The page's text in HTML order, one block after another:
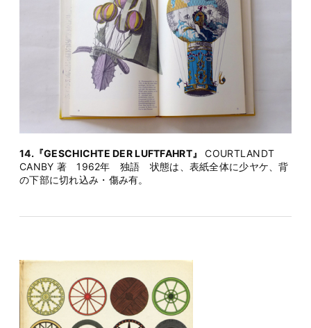
14.『GESCHICHTE DER LUFTFAHRT』
COURTLANDT
CANBY 著 1962年 独語 状態は、表紙全体に少ヤケ、背
の下部に切れ込み・傷み有。